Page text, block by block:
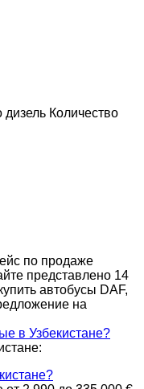
дизель Количество
по продаже
представлено 14
автобусы DAF,
на
в Узбекистане?